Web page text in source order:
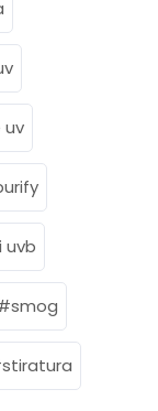
uv
uvb
smog
stiratura